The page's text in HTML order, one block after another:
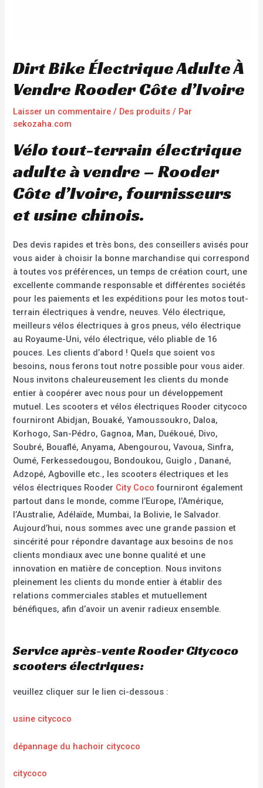
Dirt Bike Électrique Adulte À
Vendre Rooder Côte d’Ivoire
Laisser un commentaire / Des produits / Par
sekozaha.com
Vélo tout-terrain électrique
adulte à vendre – Rooder
Côte d’Ivoire, fournisseurs
et usine chinois.
Des devis rapides et très bons, des conseillers avisés pour
vous aider à choisir la bonne marchandise qui correspond
à toutes vos préférences, un temps de création court, une
excellente commande responsable et différentes sociétés
pour les paiements et les expéditions pour les motos tout-
terrain électriques à vendre, neuves. Vélo électrique,
meilleurs vélos électriques à gros pneus, vélo électrique
au Royaume-Uni, vélo électrique, vélo pliable de 16
pouces. Les clients d’abord ! Quels que soient vos
besoins, nous ferons tout notre possible pour vous aider.
Nous invitons chaleureusement les clients du monde
entier à coopérer avec nous pour un développement
mutuel. Les scooters et vélos électriques Rooder citycoco
fourniront Abidjan, Bouaké, Yamoussoukro, Daloa,
Korhogo, San-Pédro, Gagnoa, Man, Duékoué, Divo,
Soubré, Bouaflé, Anyama, Abengourou, Vavoua, Sinfra,
Oumé, Ferkessedougou, Bondoukou, Guiglo , Danané,
Adzopé, Agboville etc., les scooters électriques et les
vélos électriques Rooder City Coco fourniront également
partout dans le monde, comme l’Europe, l’Amérique,
l’Australie, Adélaïde, Mumbai, la Bolivie, le Salvador.
Aujourd’hui, nous sommes avec une grande passion et
sincérité pour répondre davantage aux besoins de nos
clients mondiaux avec une bonne qualité et une
innovation en matière de conception. Nous invitons
pleinement les clients du monde entier à établir des
relations commerciales stables et mutuellement
bénéfiques, afin d’avoir un avenir radieux ensemble.
Service après-vente Rooder Citycoco
scooters électriques:
veuillez cliquer sur le lien ci-dessous :
usine citycoco
dépannage du hachoir citycoco
citycoco